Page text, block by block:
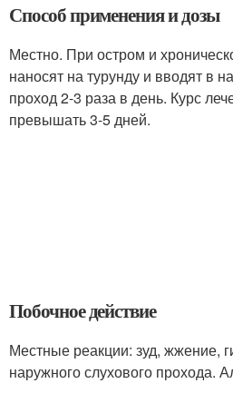
Способ применения и дозы
Местно. При остром и
наносят на турунду и вводят в
проход 2-3 раза в день. Курс
превышать 3-5 дней.
Побочное действие
Местные реакции: зуд, жжение,
наружного слухового прохода.